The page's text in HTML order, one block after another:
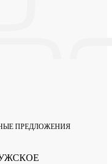
ПРЕДЛОЖЕНИЯ